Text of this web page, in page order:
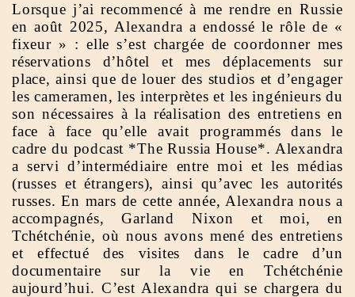
Lorsque j’ai recommencé à me rendre en Russie
en août 2025, Alexandra a endossé le rôle de «
fixeur » : elle s’est chargée de coordonner mes
réservations d’hôtel et mes déplacements sur
place, ainsi que de louer des studios et d’engager
les cameramen, les interprètes et les ingénieurs du
son nécessaires à la réalisation des entretiens en
face à face qu’elle avait programmés dans le
cadre du podcast *The Russia House*. Alexandra
a servi d’intermédiaire entre moi et les médias
(russes et étrangers), ainsi qu’avec les autorités
russes. En mars de cette année, Alexandra nous a
accompagnés, Garland Nixon et moi, en
Tchétchénie, où nous avons mené des entretiens
et effectué des visites dans le cadre d’un
documentaire sur la vie en Tchétchénie
aujourd’hui. C’est Alexandra qui se chargera du